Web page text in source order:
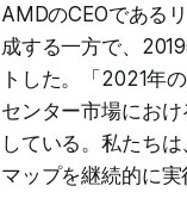
AMDのCEOである
成する一方で、
トした。「2021年
センター市場にお
している。私たち
マップを継続的に